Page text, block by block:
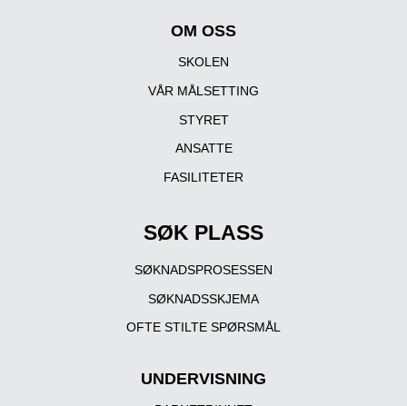
OM OSS
SKOLEN
VÅR MÅLSETTING
STYRET
ANSATTE
FASILITETER
SØK PLASS
SØKNADSPROSESSEN
SØKNADSSKJEMA
OFTE STILTE SPØRSMÅL
UNDERVISNING